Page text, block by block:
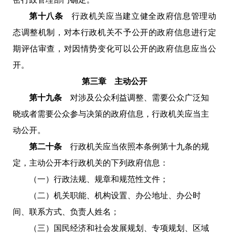
第十八条
行政机关应当建立健全政府信息管理动
态调整机制，对本行政机关不予公开的政府信息进行定
期评估审查，对因情势变化可以公开的政府信息应当公
开。
第三章 主动公开
第十九条
对涉及公众利益调整、需要公众广泛知
晓或者需要公众参与决策的政府信息，行政机关应当主
动公开。
第二十条
行政机关应当依照本条例第十九条的规
定，主动公开本行政机关的下列政府信息：
（一）行政法规、规章和规范性文件；
（二）机关职能、机构设置、办公地址、办公时
间、联系方式、负责人姓名；
（三）国民经济和社会发展规划、专项规划、区域